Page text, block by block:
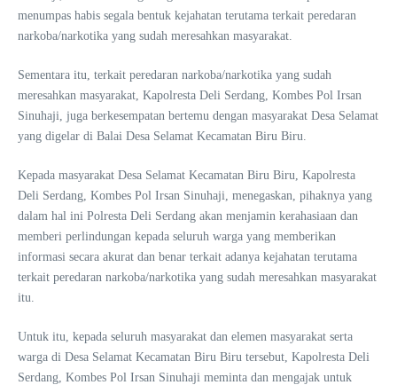
menumpas habis segala bentuk kejahatan terutama terkait peredaran
narkoba/narkotika yang sudah meresahkan masyarakat.
Sementara itu, terkait peredaran narkoba/narkotika yang sudah
meresahkan masyarakat, Kapolresta Deli Serdang, Kombes Pol Irsan
Sinuhaji, juga berkesempatan bertemu dengan masyarakat Desa Selamat
yang digelar di Balai Desa Selamat Kecamatan Biru Biru.
Kepada masyarakat Desa Selamat Kecamatan Biru Biru, Kapolresta
Deli Serdang, Kombes Pol Irsan Sinuhaji, menegaskan, pihaknya yang
dalam hal ini Polresta Deli Serdang akan menjamin kerahasiaan dan
memberi perlindungan kepada seluruh warga yang memberikan
informasi secara akurat dan benar terkait adanya kejahatan terutama
terkait peredaran narkoba/narkotika yang sudah meresahkan masyarakat
itu.
Untuk itu, kepada seluruh masyarakat dan elemen masyarakat serta
warga di Desa Selamat Kecamatan Biru Biru tersebut, Kapolresta Deli
Serdang, Kombes Pol Irsan Sinuhaji meminta dan mengajak untuk